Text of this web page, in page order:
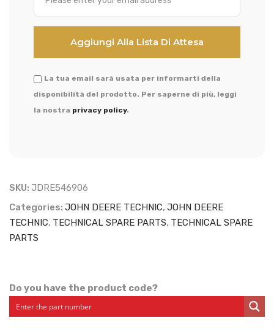
La tua email sarà usata per informarti della
disponibilità del prodotto. Per saperne di più, leggi
la nostra privacy policy.
SKU: JDRE546906
Categories: JOHN DEERE TECHNIC, JOHN DEERE
TECHNIC, TECHNICAL SPARE PARTS, TECHNICAL SPARE
PARTS
Do you have the product code?